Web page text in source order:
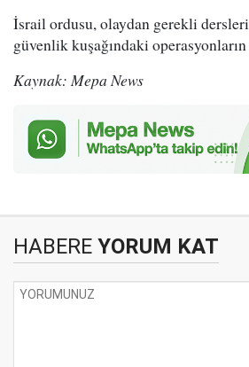
İsrail ordusu, olaydan gerekli
güvenlik kuşağındaki
Kaynak: Mepa News
HABERE YORUM KAT